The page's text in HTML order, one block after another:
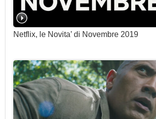
Netflix, le Novita’ di Novembre 2019